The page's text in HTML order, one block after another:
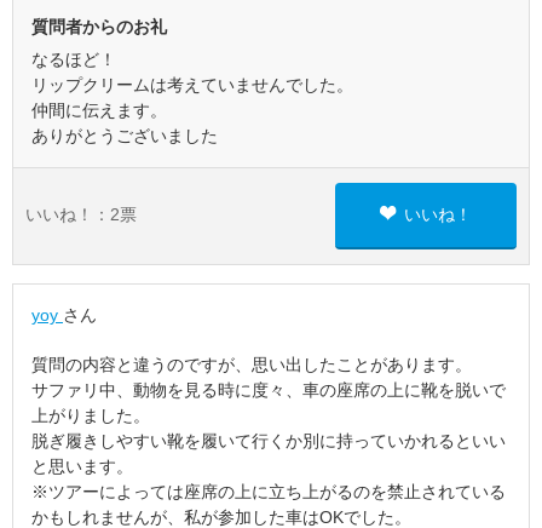
質問者からのお礼
なるほど！
リップクリームは考えていませんでした。
仲間に伝えます。
ありがとうございました
いいね！： 2票 いいね！
yoy さん
質問の内容と違うのですが、思い出したことがあります。
サファリ中、動物を見る時に度々、車の座席の上に靴を脱いで
上がりました。
脱ぎ履きしやすい靴を履いて行くか別に持っていかれるといい
と思います。
※ツアーによっては座席の上に立ち上がるのを禁止されている
かもしれませんが、私が参加した車はOKでした。